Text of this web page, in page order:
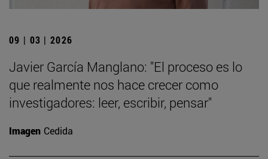
09 | 03 | 2026
Javier García Manglano: "El proceso es lo
que realmente nos hace crecer como
investigadores: leer, escribir, pensar"
Imagen Cedida